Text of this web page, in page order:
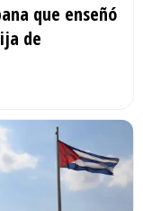
que enseñó
de